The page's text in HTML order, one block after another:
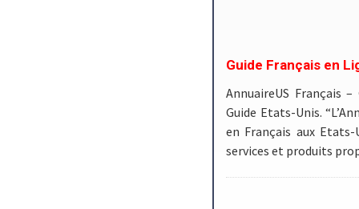
Guide Français en
AnnuaireUS Français
Guide Etats-Unis.
en Français aux
services et produits